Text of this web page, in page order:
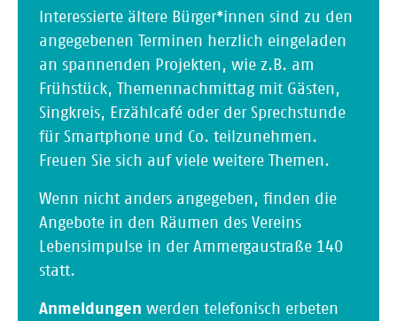
Interessierte ältere Bürger*innen sind zu den
angegebenen Terminen herzlich eingeladen
an spannenden Projekten, wie z.B. am
Frühstück, Themennachmittag mit Gästen,
Singkreis, Erzählcafé oder der Sprechstunde
für Smartphone und Co. teilzunehmen.
Freuen Sie sich auf viele weitere Themen.
Wenn nicht anders angegeben, finden die
Angebote in den Räumen des Vereins
Lebensimpulse in der Ammergaustraße 140
statt.
Anmeldungen werden telefonisch erbeten